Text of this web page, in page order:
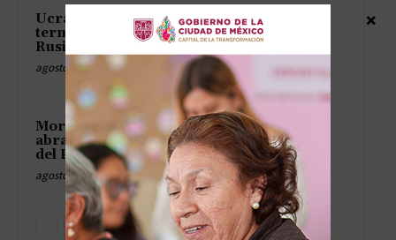
Ucrania jura no tocar más la
terminal del petróleo kazajo en
Rusia
agosto 8, 2026
Moraes deja a Bolsonaro sin
abrazos de sus hijos en el Día
del Padre
agosto 8, 2026
×